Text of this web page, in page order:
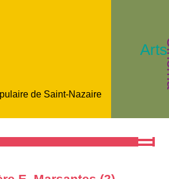
de Saint-Nazaire